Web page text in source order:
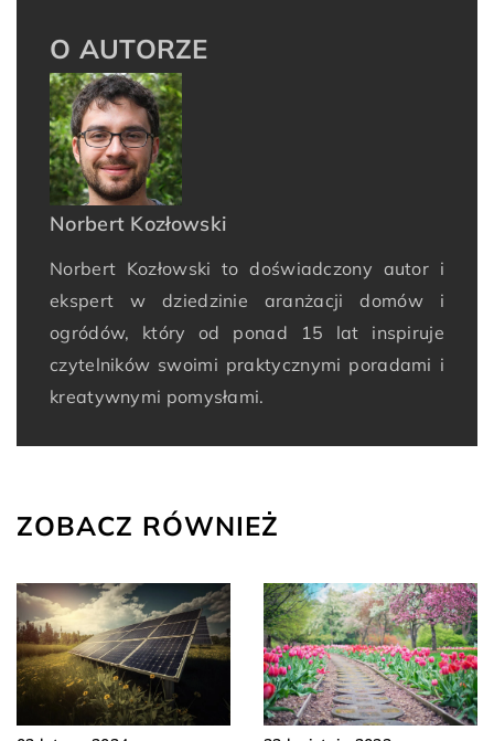
O AUTORZE
Norbert Kozłowski
Norbert Kozłowski to doświadczony autor i
ekspert w dziedzinie aranżacji domów i
ogródów, który od ponad 15 lat inspiruje
czytelników swoimi praktycznymi poradami i
kreatywnymi pomysłami.
ZOBACZ RÓWNIEŻ